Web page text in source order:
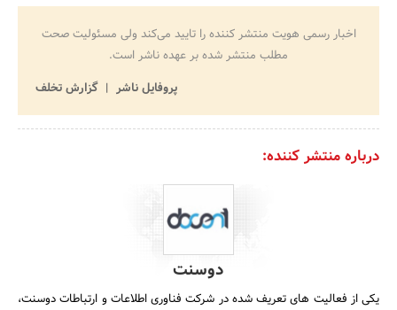
اخبار رسمی هویت منتشر کننده را تایید می‌کند ولی مسئولیت صحت
مطلب منتشر شده بر عهده ناشر است.
پروفایل ناشر
گزارش تخلف
درباره منتشر کننده:
دوسنت
یکی از فعالیت های تعریف شده در شرکت فناوری اطلاعات و ارتباطات دوسنت،